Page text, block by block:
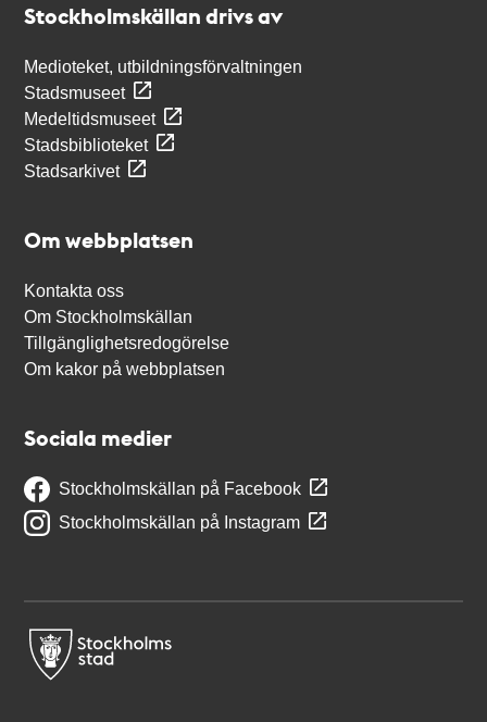
Stockholmskällan drivs av
Medioteket, utbildningsförvaltningen
Stadsmuseet
Medeltidsmuseet
Stadsbiblioteket
Stadsarkivet
Om webbplatsen
Kontakta oss
Om Stockholmskällan
Tillgänglighetsredogörelse
Om kakor på webbplatsen
Sociala medier
Stockholmskällan på Facebook
Stockholmskällan på Instagram